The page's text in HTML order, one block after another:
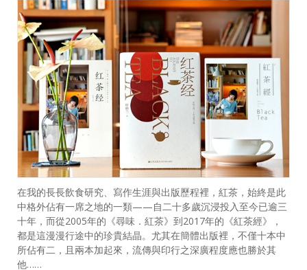
在我的長長飲食研究、寫作生涯與出版歷程裡，紅茶，始終是此
中格外佔有一席之地的一類——自二十多歲沉浸投入至今已逾三
十年，而從2005年的《尋味．紅茶》到2017年的《紅茶經》，
都是這漫漫行途中的珍貴結晶。尤其在簡體出版裡，不僅十本中
所佔有二，且兩本加起來，流傳與印行之深廣程度應也勝於其
他……